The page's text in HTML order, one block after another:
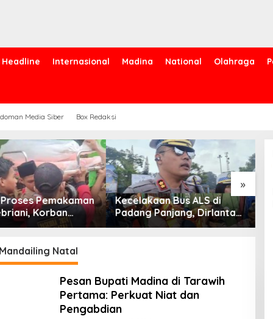
Headline Internasional Madina National Olahraga
Media Siber Box Redaksi
»
Bus ALS di
Panjang, Dirlantas:
Lajur
KLP Bonca Jaya dan PT
Budidaya Lebah Trigona
Natal
Pesan Bupati Madina di Tarawih
Pertama: Perkuat Niat dan
Pengabdian